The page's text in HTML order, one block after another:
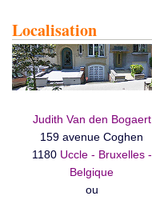
Localisation
Judith Van den Bogaert
159 avenue Coghen
1180 Uccle - Bruxelles -
Belgique
ou